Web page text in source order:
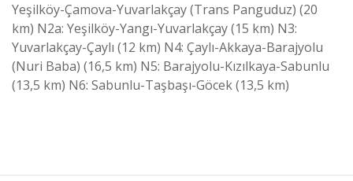
Yeşilköy-Çamova-Yuvarlakçay (Trans Panguduz) (20
km) N2a: Yeşilköy-Yangı-Yuvarlakçay (15 km) N3:
Yuvarlakçay-Çaylı (12 km) N4: Çaylı-Akkaya-Barajyolu
(Nuri Baba) (16,5 km) N5: Barajyolu-Kızılkaya-Sabunlu
(13,5 km) N6: Sabunlu-Taşbaşı-Göcek (13,5 km)